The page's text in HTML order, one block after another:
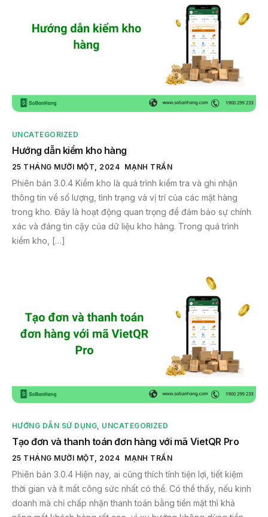
UNCATEGORIZED
Hướng dẫn kiểm kho hàng
25 THÁNG MƯỜI MỘT, 2024 MẠNH TRẦN
Phiên bản 3.0.4 Kiểm kho là quá trình kiểm tra và ghi nhận
thông tin về số lượng, tình trạng và vị trí của các mặt hàng
trong kho. Đây là hoạt động quan trọng để đảm bảo sự chính
xác và đáng tin cậy của dữ liệu kho hàng. Trong quá trình
kiểm kho, […]
HƯỚNG DẪN SỬ DỤNG, UNCATEGORIZED
Tạo đơn và thanh toán đơn hàng với mã VietQR Pro
25 THÁNG MƯỜI MỘT, 2024 MẠNH TRẦN
Phiên bản 3.0.4 Hiện nay, ai cũng thích tính tiện lợi, tiết kiệm
thời gian và ít mất công sức nhất có thể. Có thể thấy, nếu kinh
doanh mà chỉ chấp nhận thanh toán bằng tiền mặt thì khả